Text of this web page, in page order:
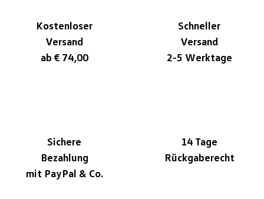
Kostenloser
Versand
ab € 74,00
Schneller
Versand
2-5 Werktage
Sichere
Bezahlung
mit PayPal & Co.
14 Tage
Rückgaberecht